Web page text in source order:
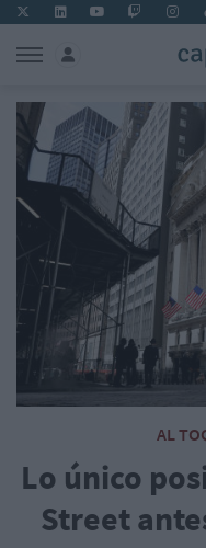
AL
Lo único
Street